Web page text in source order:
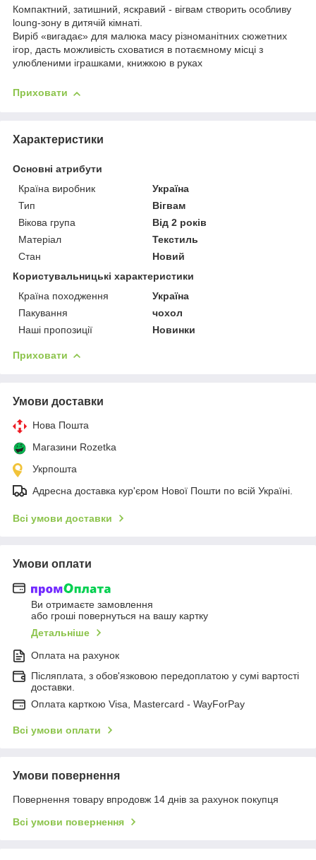
Компактний, затишний, яскравий - вігвам створить особливу
loung-зону в дитячій кімнаті.
Виріб «вигадає» для малюка масу різноманітних сюжетних
ігор, дасть можливість сховатися в потаємному місці з
улюбленими іграшками, книжкою в руках
Приховати
Характеристики
Основні атрибути
Країна виробник
Україна
Тип
Вігвам
Вікова група
Від 2 років
Матеріал
Текстиль
Стан
Новий
Користувальницькі характеристики
Країна походження
Україна
Пакування
чохол
Наші пропозиції
Новинки
Приховати
Умови доставки
Нова Пошта
Магазини Rozetka
Укрпошта
Адресна доставка кур'єром Нової Пошти по всій Україні.
Всі умови доставки
Умови оплати
Ви отримаєте замовлення
або гроші повернуться на вашу картку
Детальніше
Оплата на рахунок
Післяплата, з обов'язковою передоплатою у сумі вартості
доставки.
Оплата карткою Visa, Mastercard - WayForPay
Всі умови оплати
Умови повернення
Повернення товару впродовж 14 днів за рахунок покупця
Всі умови повернення